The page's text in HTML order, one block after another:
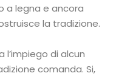
a legna e ancora
la tradizione.
l’impiego di alcun
comanda. Si,